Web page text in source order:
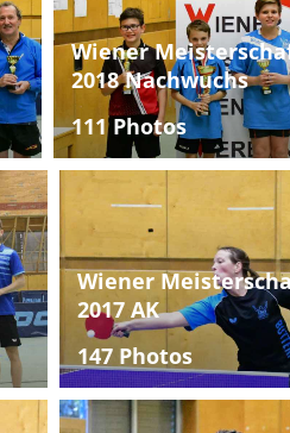
Wiener
2018 Nachwuchs
111 Photos
Wiener
2017 AK
147 Photos